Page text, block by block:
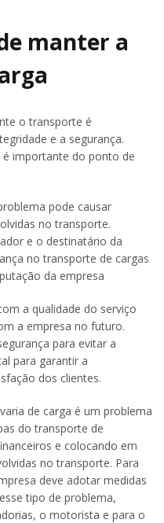
manter a
o transporte é
e a segurança.
importante do ponto de
pode causar
no transporte.
e o destinatário da
no transporte de cargas
da empresa
a qualidade do serviço
a empresa no futuro.
para evitar a
para garantir a
dos clientes.
de carga é um problema
do transporte de
e colocando em
no transporte. Para
deve adotar medidas
tipo de problema,
o motorista e para o